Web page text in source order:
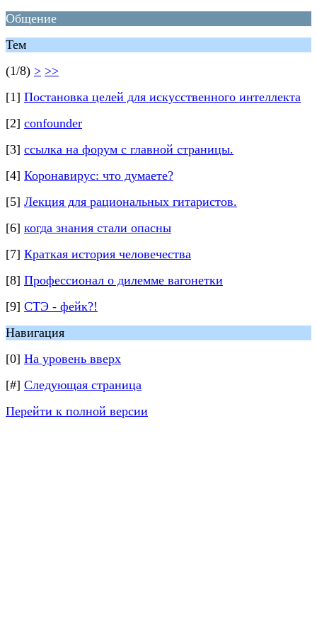
Общение
Тем
(1/8) > >>
[1] Постановка целей для искусственного интеллекта
[2] confounder
[3] ссылка на форум с главной страницы.
[4] Коронавирус: что думаете?
[5] Лекция для рациональных гитаристов.
[6] когда знания стали опасны
[7] Краткая история человечества
[8] Профессионал о дилемме вагонетки
[9] СТЭ - фейк?!
Навигация
[0] На уровень вверх
[#] Следующая страница
Перейти к полной версии